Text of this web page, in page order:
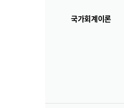
국가회계이론